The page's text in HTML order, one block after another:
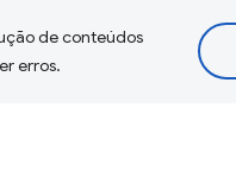
de conteúdos
erros.